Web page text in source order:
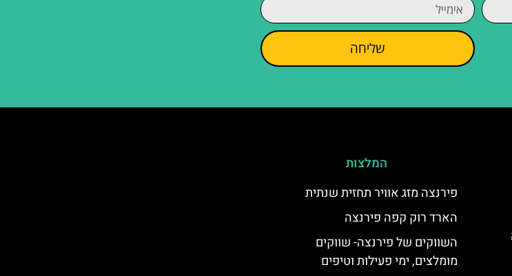
שליחה
המלצות
פירנצה מזג אוויר תחזית שנתית
הארד רוק קפה פירנצה
השווקים של פירנצה- שווקים
מומלצים, ימי פעילות וטיפים